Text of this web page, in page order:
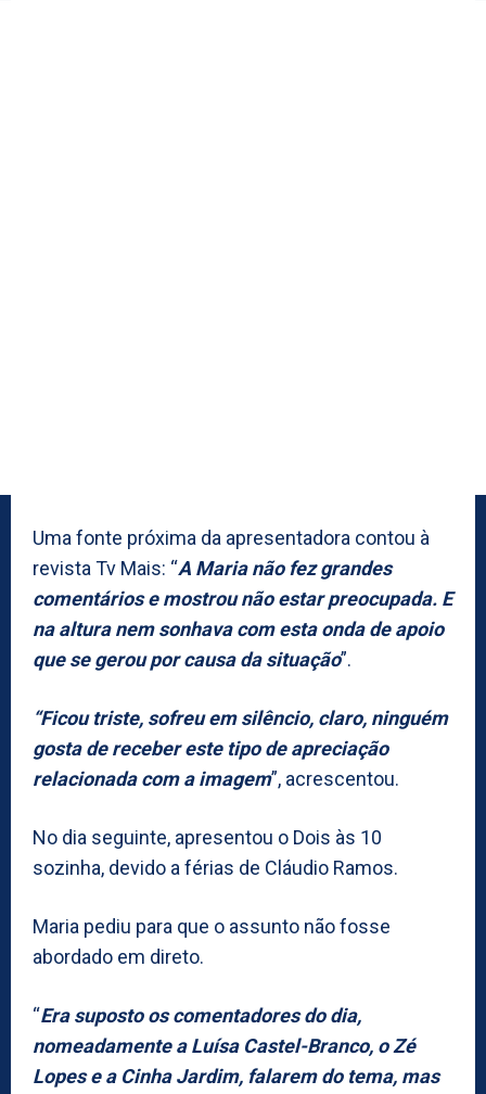
Uma fonte próxima da apresentadora contou à
revista Tv Mais: “A Maria não fez grandes
comentários e mostrou não estar preocupada. E
na altura nem sonhava com esta onda de apoio
que se gerou por causa da situação”.
“Ficou triste, sofreu em silêncio, claro, ninguém
gosta de receber este tipo de apreciação
relacionada com a imagem”, acrescentou.
No dia seguinte, apresentou o Dois às 10
sozinha, devido a férias de Cláudio Ramos.
Maria pediu para que o assunto não fosse
abordado em direto.
“Era suposto os comentadores do dia,
nomeadamente a Luísa Castel-Branco, o Zé
Lopes e a Cinha Jardim, falarem do tema, mas